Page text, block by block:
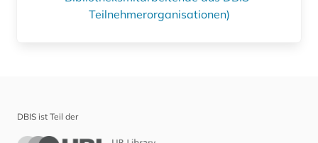
Teilnehmerorganisationen)
DBIS ist Teil der